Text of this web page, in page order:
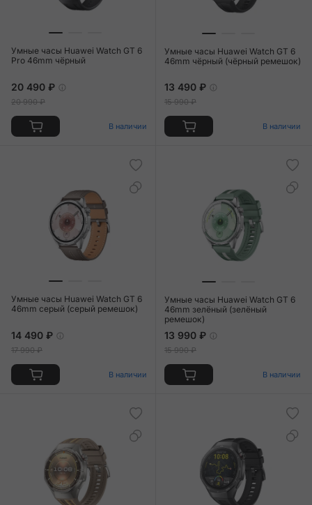
Умные часы Huawei Watch GT 6
Pro 46mm чёрный
20 490 ₽
20 990 ₽
В наличии
Умные часы Huawei Watch GT 6
46mm чёрный (чёрный ремешок)
13 490 ₽
15 990 ₽
В наличии
Умные часы Huawei Watch GT 6
46mm серый (серый ремешок)
14 490 ₽
17 990 ₽
В наличии
Умные часы Huawei Watch GT 6
46mm зелёный (зелёный
ремешок)
13 990 ₽
15 990 ₽
В наличии